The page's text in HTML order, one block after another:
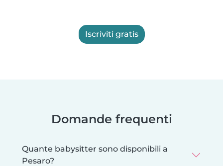
Iscriviti gratis
Domande frequenti
Quante babysitter sono disponibili a
Pesaro?